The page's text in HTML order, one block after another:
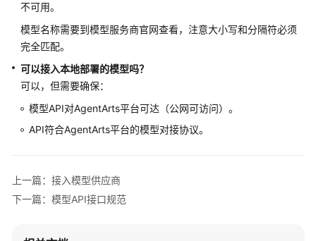
不可用。
模型名称需要到模型服务商官网查看，注意大小写和分隔符必须
完全匹配。
可以接入本地部署的模型吗？
可以，但需要确保：
模型API对AgentArts平台可达（公网可访问）。
API符合AgentArts平台的模型对接协议。
上一篇：接入模型供应商
下一篇：模型API接口规范